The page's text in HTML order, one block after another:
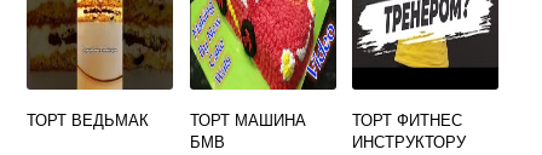
ТОРТ ВЕДЬМАК
ТОРТ МАШИНА
БМВ
ТОРТ ФИТНЕС
ИНСТРУКТОРУ